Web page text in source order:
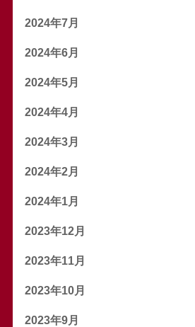
2024年7月
2024年6月
2024年5月
2024年4月
2024年3月
2024年2月
2024年1月
2023年12月
2023年11月
2023年10月
2023年9月